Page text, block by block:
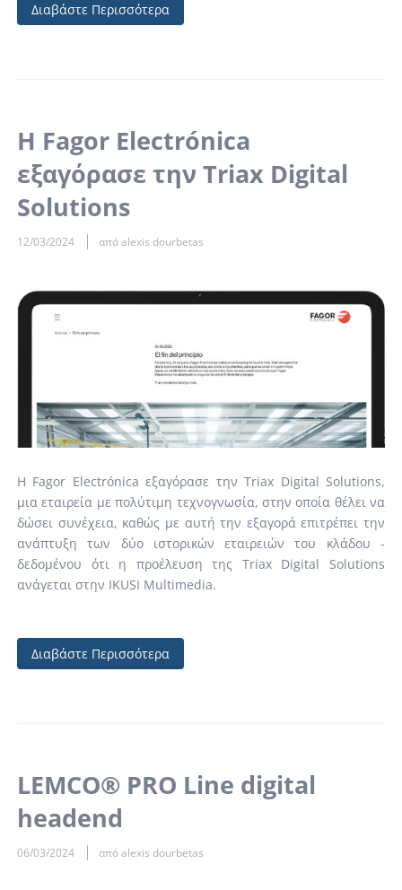
Διαβάστε Περισσότερα
Η Fagor Electrónica
εξαγόρασε την Triax Digital
Solutions
12/03/2024 από alexis dourbetas
Η Fagor Electrónica εξαγόρασε την Triax Digital Solutions,
μια εταιρεία με πολύτιμη τεχνογνωσία, στην οποία θέλει να
δώσει συνέχεια, καθώς με αυτή την εξαγορά επιτρέπει την
ανάπτυξη των δύο ιστορικών εταιρειών του κλάδου -
δεδομένου ότι η προέλευση της Triax Digital Solutions
ανάγεται στην IKUSI Multimedia.
Διαβάστε Περισσότερα
LEMCO® PRO Line digital
headend
06/03/2024 από alexis dourbetas